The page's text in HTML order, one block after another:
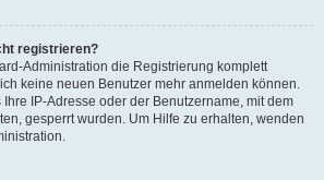
registrieren?
Administration die Registrierung komplett
keine neuen Benutzer mehr anmelden können.
IP-Adresse oder der Benutzername, mit dem
gesperrt wurden. Um Hilfe zu erhalten, wenden